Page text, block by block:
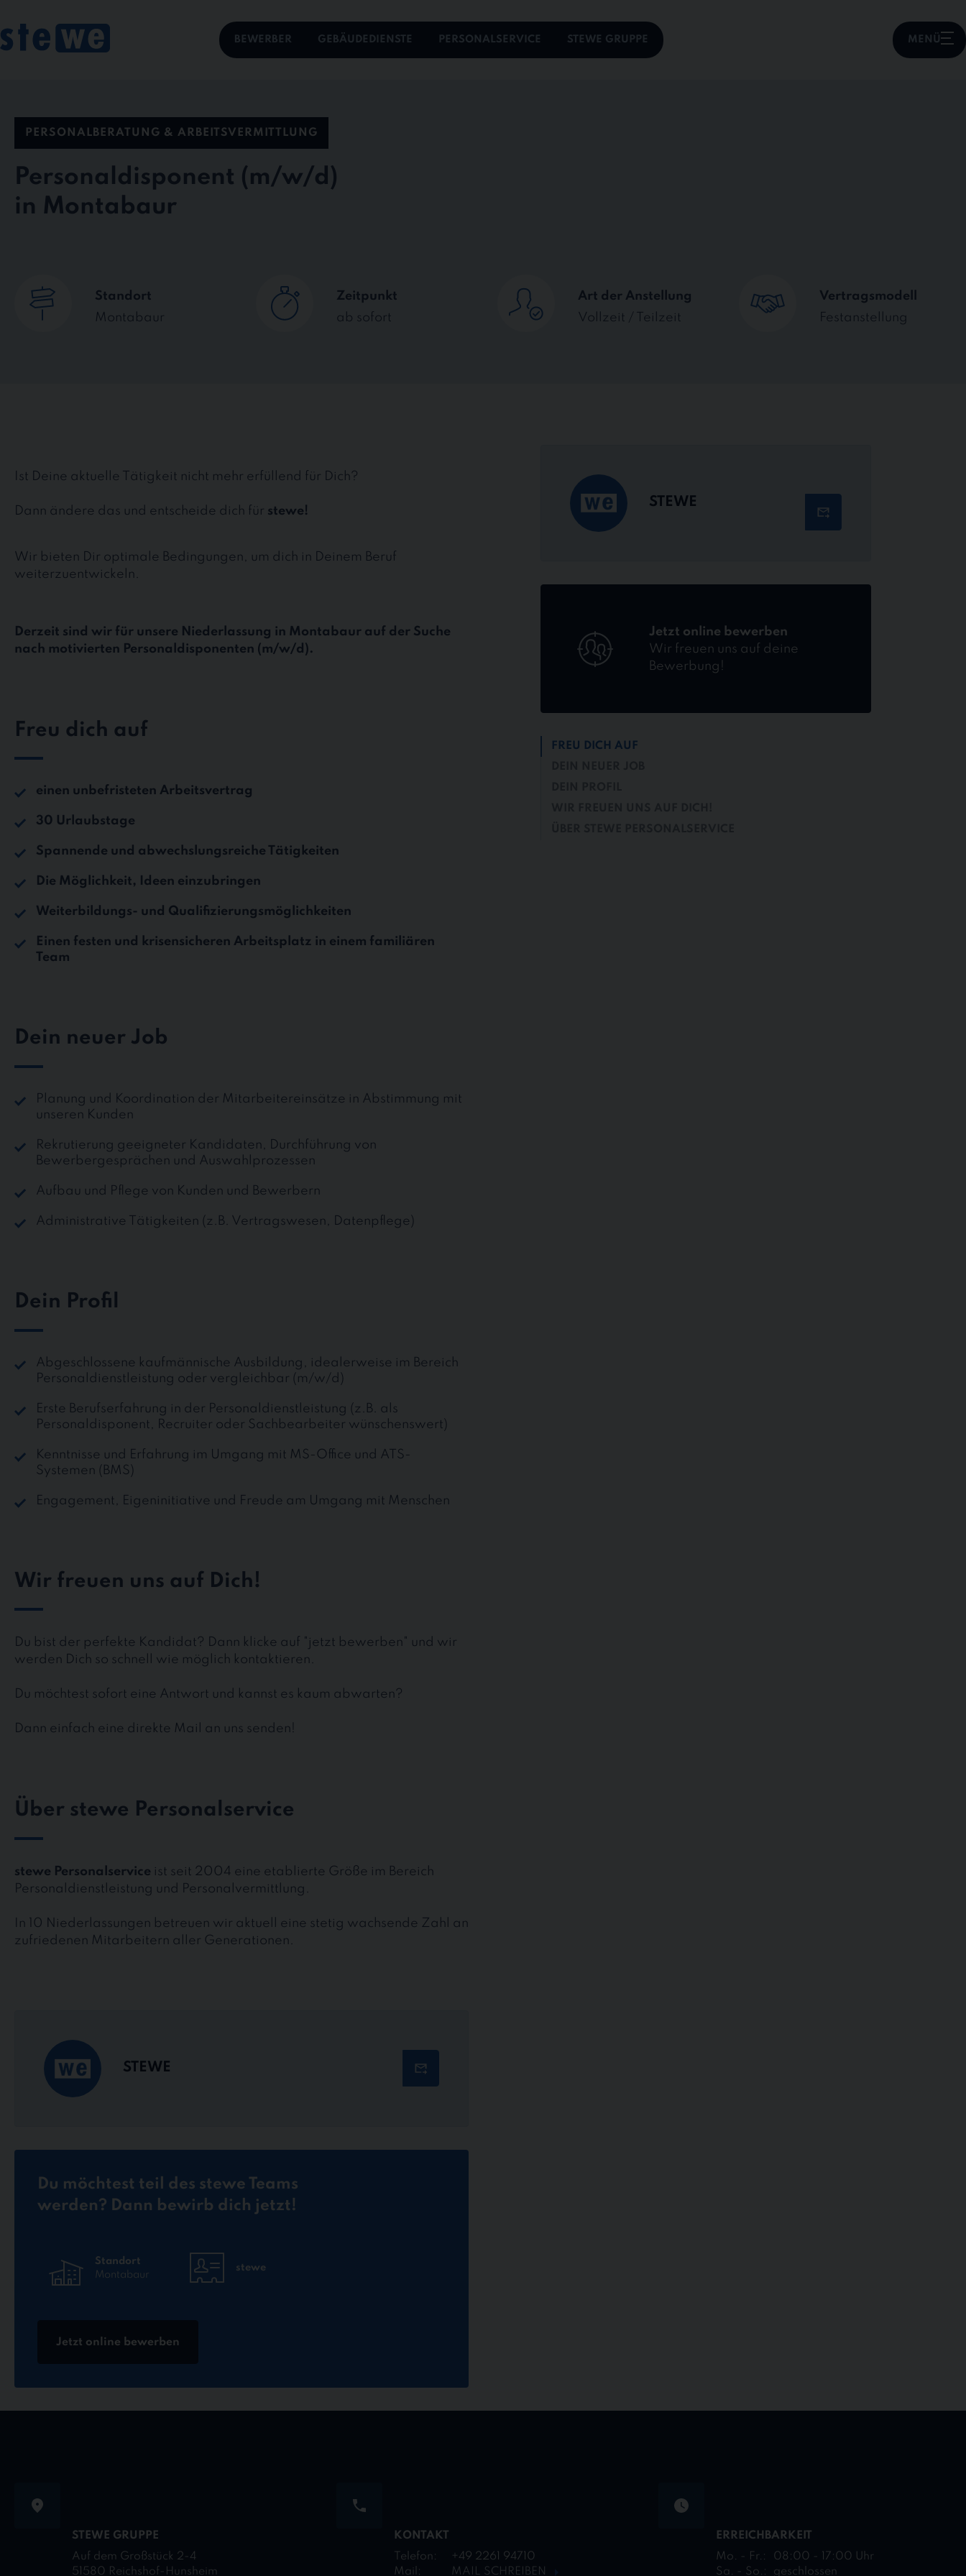
BEWERBER GEBÄUDEDIENSTE PERSONALSERVICE STEWE GRUPPE MENÜ
content
PERSONALBERATUNG & ARBEITSVERMITTLUNG
Personaldisponent
in Montabaur
Standort
Montabaur
Zeitpunkt
ab sofort
Art der Anstellung
Vollzeit / Teilzeit
Vertragsmodell
Festanstellung
Ist Deine aktuelle Tätigkeit nicht mehr erfüllend für Dich?
Dann ändere das und entscheide dich für stewe!
Wir bieten Dir optimale Bedingungen, um dich in Deinem Beruf
weiterzuentwickeln.
Derzeit sind wir für unsere Niederlassung in Montabaur auf der Suche
nach motivierten Personaldisponenten (m/w/d).
Freu dich auf
einen unbefristeten Arbeitsvertrag
30 Urlaubstage
Spannende und abwechslungsreiche Tätigkeiten
Die Möglichkeit, Ideen einzubringen
Weiterbildungs- und Qualifizierungsmöglichkeiten
Einen festen und krisensicheren Arbeitsplatz in einem familiären
Team
Dein neuer Job
Planung und Koordination der Mitarbeitereinsätze in Abstimmung mit
unseren Kunden
Rekrutierung geeigneter Kandidaten, Durchführung von
Bewerbergesprächen und Auswahlprozessen
Aufbau und Pflege von Kunden und Bewerbern
Administrative Tätigkeiten (z.B. Vertragswesen, Datenpflege)
Dein Profil
Abgeschlossene kaufmännische Ausbildung, idealerweise im Bereich
Personaldienstleistung oder vergleichbar (m/w/d)
Erste Berufserfahrung in der Personaldienstleistung (z.B. als
Personaldisponent, Recruiter oder Sachbearbeiter wünschenswert)
Kenntnisse und Erfahrung im Umgang mit MS-Office und ATS-
Systemen (BMS)
Engagement, Eigeninitiative und Freude am Umgang mit Menschen
Wir freuen uns auf Dich!
Du bist der perfekte Kandidat? Dann klicke auf "jetzt bewerben" und wir
werden Dich so schnell wie möglich kontaktieren.
Du möchtest sofort eine Antwort und kannst es kaum abwarten?
Dann einfach eine direkte Mail an uns senden!
Über stewe Personalservice
stewe Personalservice ist seit 2004 eine etablierte Größe im Bereich
Personaldienstleistung und Personalvermittlung.
In 10 Niederlassungen betreuen wir aktuell eine stetig wachsende Zahl an
zufriedenen Mitarbeitern aller Generationen.
STEWE
Du möchtest teil des stewe Teams
werden? Dann bewirb dich jetzt!
Standort
Montabaur
stewe
Jetzt online bewerben
STEWE
Jetzt online bewerben
Wir freuen uns auf deine
Bewerbung!
FREU DICH AUF
STEWE GRUPPE
Auf dem Großstück 2-4
51580 Reichshof-Hunsheim
KONTAKT
Telefon:
+49 2261 94710
Mail:
MAIL SCHREIBEN
ERREICHBARKEIT
Mo. - Fr.:
08:00 - 17:00 Uhr
Sa. - So.:
geschlossen